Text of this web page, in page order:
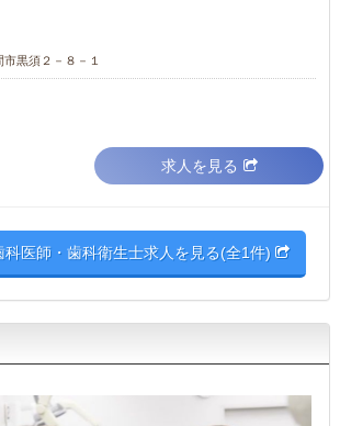
黒須２－８－１
求人を見る
科医師・歯科衛生士求人を見る(全1件)